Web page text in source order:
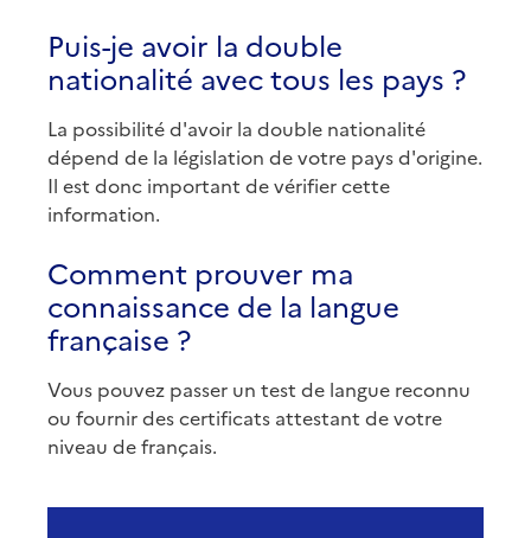
Puis-je avoir la double
nationalité avec tous les pays ?
La possibilité d'avoir la double nationalité
dépend de la législation de votre pays d'origine.
Il est donc important de vérifier cette
information.
Comment prouver ma
connaissance de la langue
française ?
Vous pouvez passer un test de langue reconnu
ou fournir des certificats attestant de votre
niveau de français.